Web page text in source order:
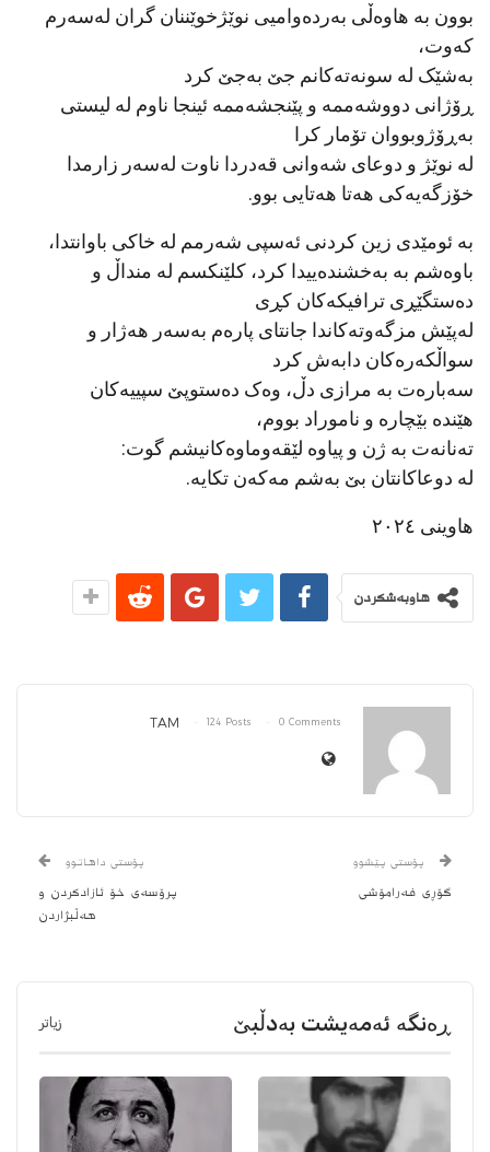
بوون بە هاوەڵی بەردەوامیی نوێژخوێننان گران لەسەرم
کەوت،
بەشێک لە سونەتەکانم جێ بەجێ کرد
ڕۆژانی دووشەممە و پێنجشەممە ئینجا ناوم لە لیستی
بەڕۆژوبووان تۆمار کرا
لە نوێژ و دوعای شەوانی قەدردا ناوت لەسەر زارمدا
خۆزگەیەکی هەتا هەتایی بوو.
بە ئومێدی زین کردنی ئەسپی شەرمم لە خاکی باوانتدا،
باوەشم بە بەخشندەییدا کرد، کلێنکسم لە منداڵ و
دەستگێڕی ترافیکەکان کڕی
لەپێش مزگەوتەکاندا جانتای پارەم بەسەر هەژار و
سواڵکەرەکان دابەش کرد
سەبارەت بە مرازی دڵ، وەک دەستوپێ سپییەکان
هێندە بێچارە و ناموراد بووم،
تەنانەت بە ژن و پیاوە لێقەوماوەکانیشم گوت:
لە دوعاکانتان بێ بەشم مەکەن تکایە.
هاوینی ٢٠٢٤
هاوبەشکردن
TAM 124 Posts 0 Comments
پۆستی پێشوو
گۆڕی فەرامۆشی
پۆستی داهاتوو
پرۆسەی خۆ ئازادكردن و
هەڵبژاردن
ڕەنگە ئەمەیشت بەدڵبێ زیاتر